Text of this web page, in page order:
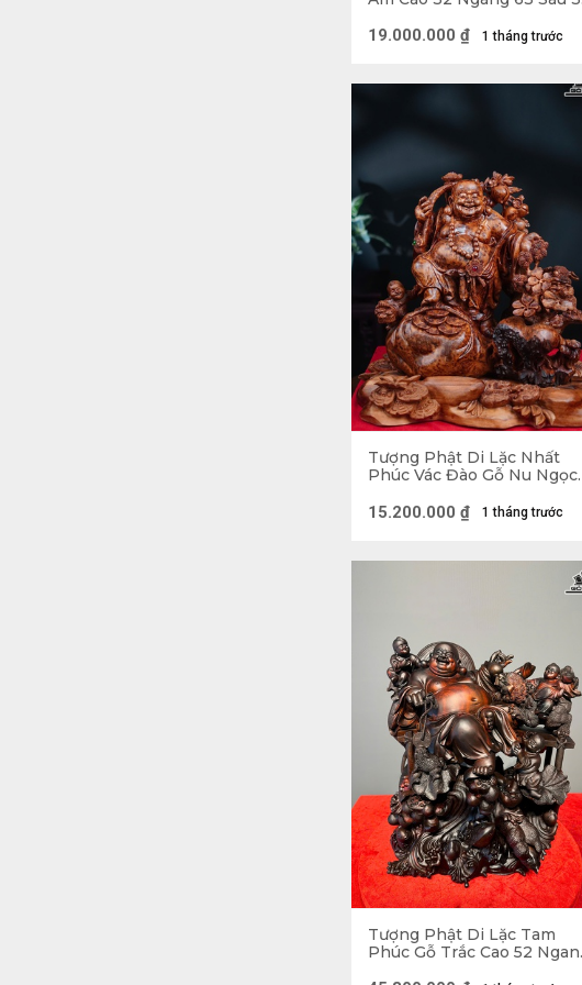
Tượng Gỗ mang ý
ở vị trí phù hợp những
1 tháng trước
19.000.000 ₫
Tượng Phật Di Lặc Nhất
Phúc Vác Đào Gỗ Nu Ngọc
(cm)
1 tháng trước
15.200.000 ₫
Tượng Phật Di Lặc Tam
Phúc Gỗ Trắc Cao 52